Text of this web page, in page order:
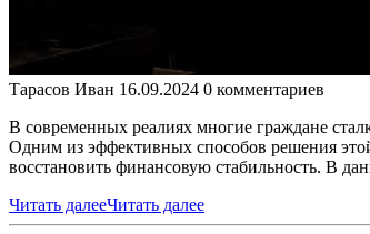
Тарасов Иван 16.09.2024 0 комментариев
В современных реалиях многие граждане
Одним из эффективных способов решения
восстановить финансовую стабильность. В
Читать далееЧитать далее